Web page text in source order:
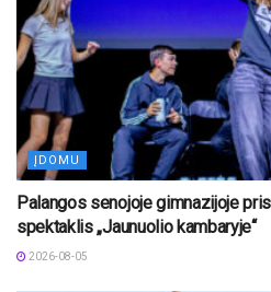
ĮDOMU
Palangos senojoje gimnazijoje
spektaklis „Jaunuolio kambaryje“
2026-08-05